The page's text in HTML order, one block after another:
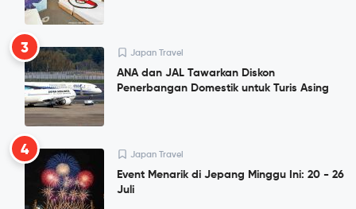
3 Japan Travel
ANA dan JAL Tawarkan Diskon
Penerbangan Domestik untuk Turis Asing
4 Japan Travel
Event Menarik di Jepang Minggu Ini: 20 - 26
Juli